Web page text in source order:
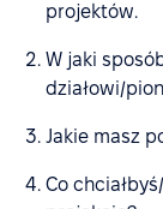
projektów.
W jaki
działowi/
Jakie masz
Co